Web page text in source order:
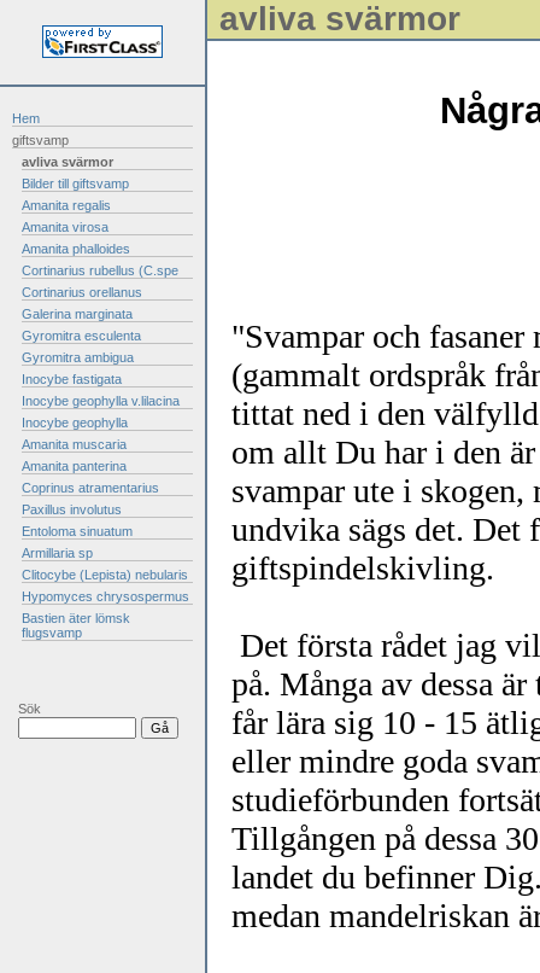
Hem
giftsvamp
avliva svärmor
Bilder till giftsvamp
Amanita regalis
Amanita virosa
Amanita phalloides
Cortinarius rubellus (C.spe
Cortinarius orellanus
Galerina marginata
Gyromitra esculenta
Gyromitra ambigua
Inocybe fastigata
Inocybe geophylla v.lilacina
Inocybe geophylla
Amanita muscaria
Amanita panterina
Coprinus atramentarius
Paxillus involutus
Entoloma sinuatum
Armillaria sp
Clitocybe (Lepista) nebularis
Hypomyces chrysospermus
Bastien äter lömsk
flugsvamp
Sök
avliva svärmor
"Svampar och
(gammalt ordspråk
tittat ned i den
om allt Du har i den
svampar ute i
undvika sägs det.
giftspindelskivling.
Det första rådet jag
på. Många av dessa
får lära sig 10 - 15
eller mindre goda
studieförbunden
Tillgången på dessa
landet du befinner
medan mandelriskan